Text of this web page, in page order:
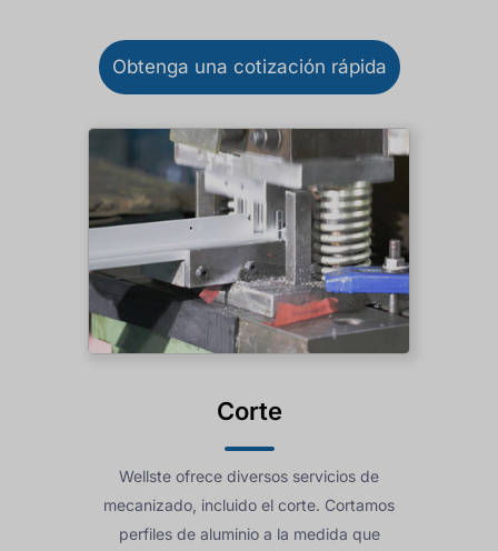
Obtenga una cotización rápida
Corte
Wellste ofrece diversos servicios de
mecanizado, incluido el corte. Cortamos
perfiles de aluminio a la medida que